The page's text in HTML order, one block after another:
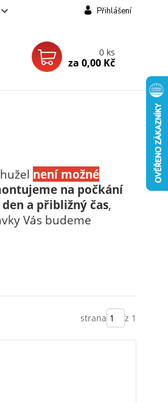
Přihlášení
0 ks
za 0,00 Kč
není možné
na počkání
den a přibližný čas,
Vás budeme
strana z 1